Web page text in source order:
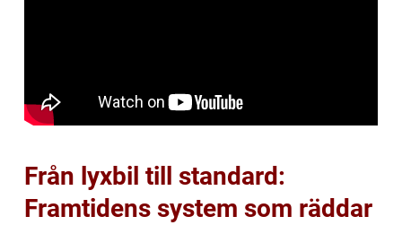
Från lyxbil till standard:
Framtidens system som räddar